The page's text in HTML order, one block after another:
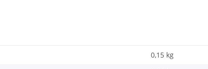
0,15 kg